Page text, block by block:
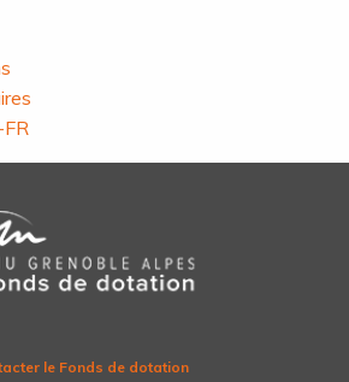
le Fonds de dotation